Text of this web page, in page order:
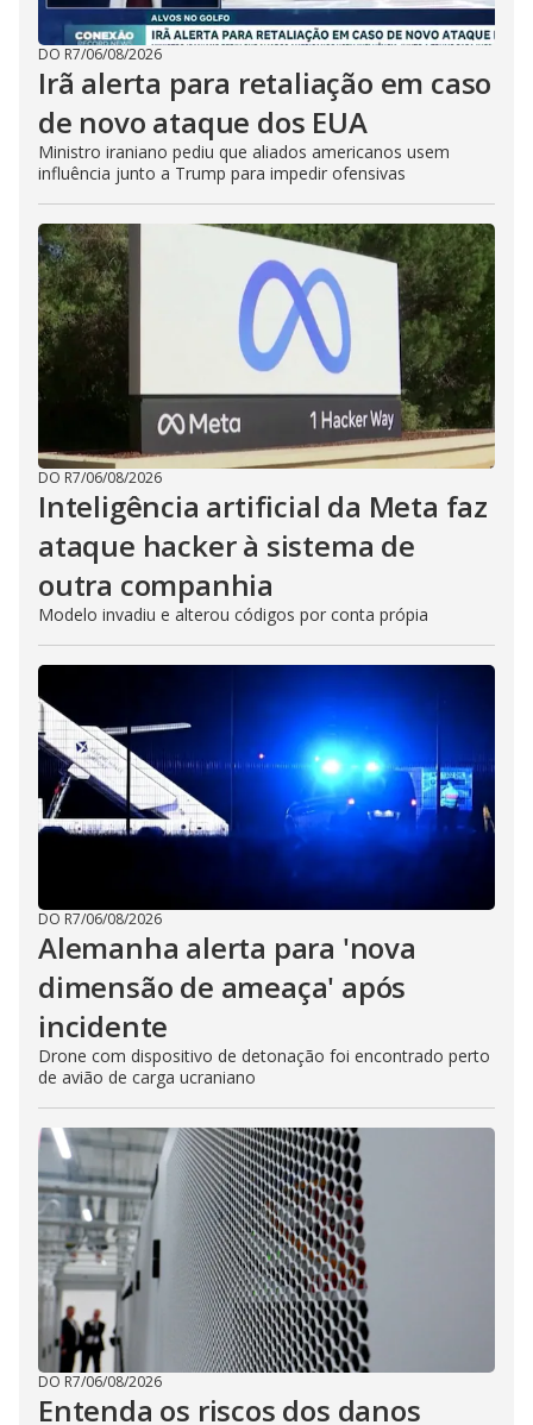
DO R7/06/08/2026
Irã alerta para retaliação em caso
de novo ataque dos EUA
Ministro iraniano pediu que aliados americanos usem
influência junto a Trump para impedir ofensivas
DO R7/06/08/2026
Inteligência artificial da Meta faz
ataque hacker à sistema de
outra companhia
Modelo invadiu e alterou códigos por conta própia
DO R7/06/08/2026
Alemanha alerta para 'nova
dimensão de ameaça' após
incidente
Drone com dispositivo de detonação foi encontrado perto
de avião de carga ucraniano
DO R7/06/08/2026
Entenda os riscos dos danos